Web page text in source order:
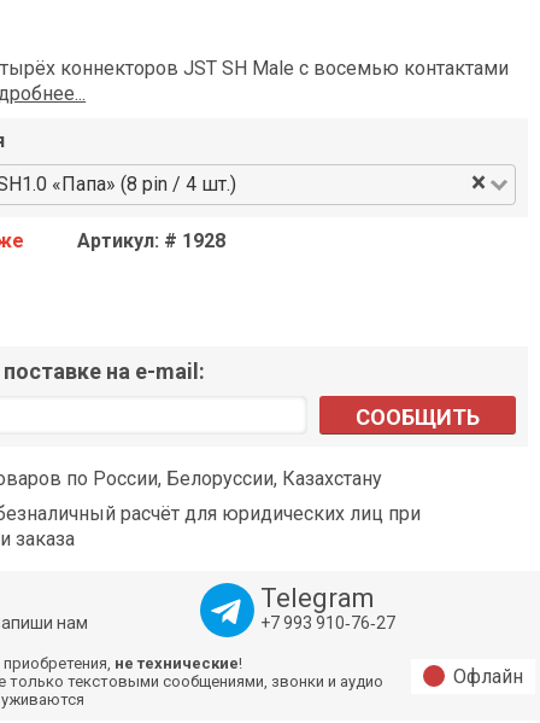
коннекторов JST SH Male с восемью контактами
«Папа» (8 pin / 4 шт.)
×
Артикул: # 1928
на e-mail:
СООБЩИТЬ
по России, Белоруссии, Казахстану
расчёт для юридических лиц при
заказа
нам
Telegram
+7 993 910‑76‑27
не технические!
только текстовыми сообщениями, звонки и аудио
Офлайн